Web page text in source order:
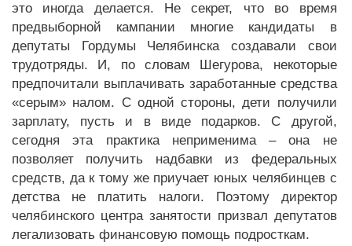
это иногда делается. Не секрет, что во время
предвыборной кампании многие кандидаты в
депутаты Гордумы Челябинска создавали свои
трудотряды. И, по словам Шегурова, некоторые
предпочитали выплачивать заработанные средства
«серым» налом. С одной стороны, дети получили
зарплату, пусть и в виде подарков. С другой,
сегодня эта практика неприменима – она не
позволяет получить надбавки из федеральных
средств, да к тому же приучает юных челябинцев с
детства не платить налоги. Поэтому директор
челябинского центра занятости призвал депутатов
легализовать финансовую помощь подросткам.